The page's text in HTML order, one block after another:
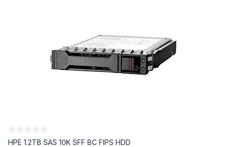
HPE 1.2TB SAS 10K SFF BC FIPS HDD